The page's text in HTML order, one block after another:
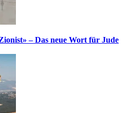
– Das neue Wort für Jude